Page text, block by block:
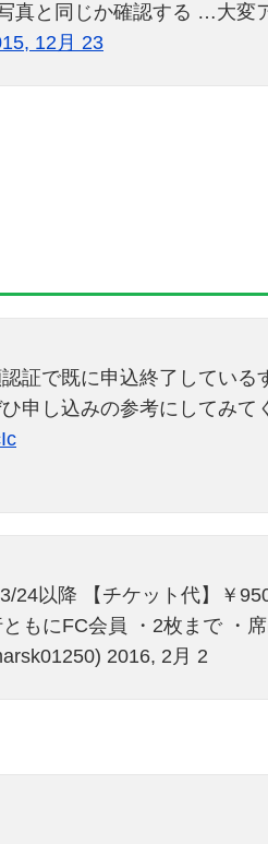
真と同じか確認する …大変
12月 23
証で既に申込終了している
申し込みの参考にしてみて
24以降 【チケット代】￥
もにFC会員 ・2枚まで ・
2016, 2月 2